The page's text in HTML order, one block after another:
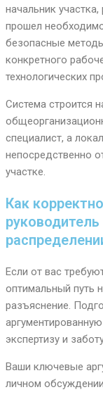
начальник
прошел
безопасные
конкретного
технологических
Система строится
специалист, а
непосредственно
участке.
Как
Если от вас
оптимальный путь
разъяснение.
экспертизу и
Ваши ключевые
личном